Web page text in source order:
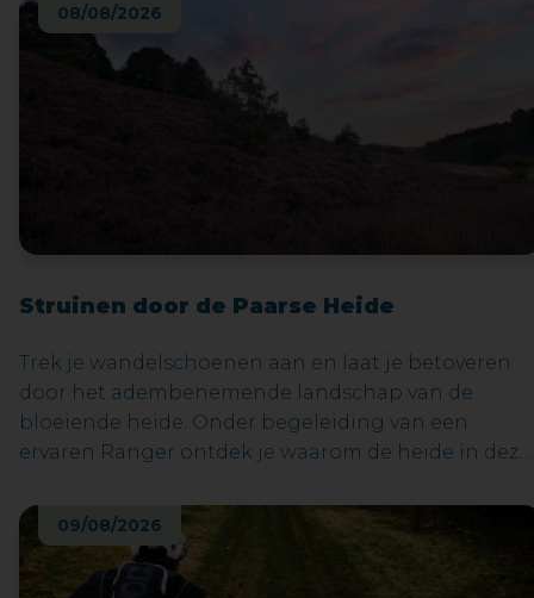
08/08/2026
Struinen door de Paarse Heide
Trek je wandelschoenen aan en laat je betoveren
door het adembenemende landschap van de
bloeiende heide. Onder begeleiding van een
ervaren Ranger ontdek je waarom de heide in deze
toont. Leer over de unieke planten en dieren die
hier leven en ervaar de rust en schoonheid van de
Mechelse heide.
09/08/2026